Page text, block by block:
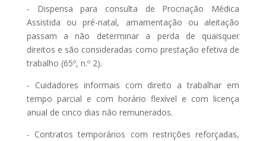
- Dispensa para consulta de Procriação Médica
Assistida ou pré-natal, amamentação ou aleitação
passam a não determinar a perda de quaisquer
direitos e são consideradas como prestação efetiva de
trabalho (65º, n.º 2).
- Cuidadores informais com direito a trabalhar em
tempo parcial e com horário flexível e com licença
anual de cinco dias não remunerados.
- Contratos temporários com restrições reforçadas,